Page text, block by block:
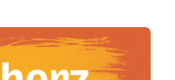
+ 60